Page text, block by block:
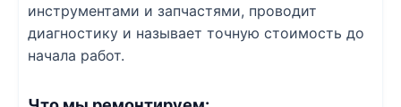
инструментами и запчастями, проводит
диагностику и называет точную стоимость до
начала работ.